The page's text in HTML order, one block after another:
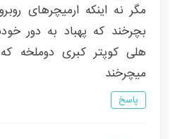
مگر نه اینکه ارمیچرهای
بچرخند که پهباد به دور
هلی کوپتر کبری دوملخه
میچرخند
پاسخ